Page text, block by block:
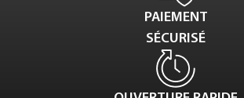
PAIEMENT
SÉCURISÉ